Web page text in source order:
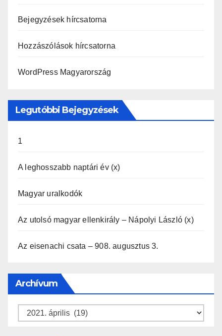
Bejegyzések hírcsatorna
Hozzászólások hírcsatorna
WordPress Magyarország
Legutóbbi Bejegyzések
1
A leghosszabb naptári év (x)
Magyar uralkodók
Az utolsó magyar ellenkirály – Nápolyi László (x)
Az eisenachi csata – 908. augusztus 3.
Archívum
Archívum